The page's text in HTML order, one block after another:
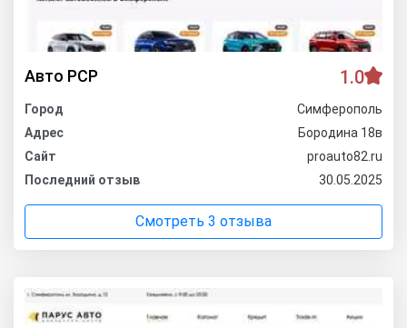
Авто РСР 1.0
Город
Симферополь
Адрес
Бородина 18в
Сайт
proauto82.ru
Последний отзыв
30.05.2025
Смотреть 3 отзыва